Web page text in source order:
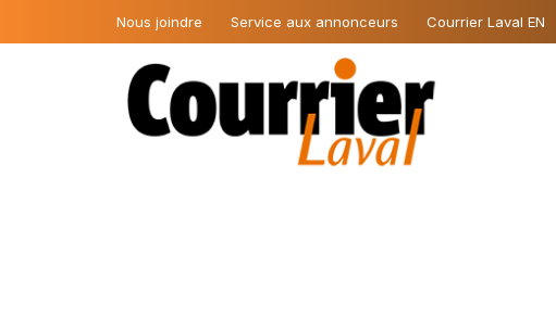
Nous joindre Service aux annonceurs Courrier Laval EN